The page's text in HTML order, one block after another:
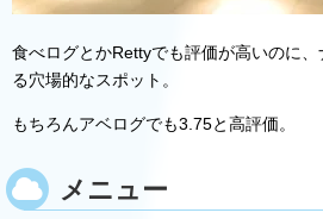
食べログとかRettyでも評価が高いのに
る穴場的なスポット。
もちろんアベログでも3.75と高評価。
メニュー